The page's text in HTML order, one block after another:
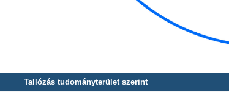
Tallózás tudományterület szerint